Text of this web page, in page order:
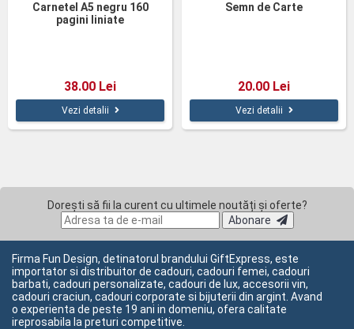
Carnetel A5 negru 160
pagini liniate
38.00 Lei
Vezi detalii
Semn de Carte
20.00 Lei
Vezi detalii
Dorești să fii la curent cu ultimele noutăți și oferte?
Abonare
Firma Fun Design, detinatorul brandului GiftExpress, este
importator si distribuitor de cadouri, cadouri femei, cadouri
barbati, cadouri personalizate, cadouri de lux, accesorii vin,
cadouri craciun, cadouri corporate si bijuterii din argint. Avand
o experienta de peste 19 ani in domeniu, ofera calitate
ireprosabila la preturi competitive.